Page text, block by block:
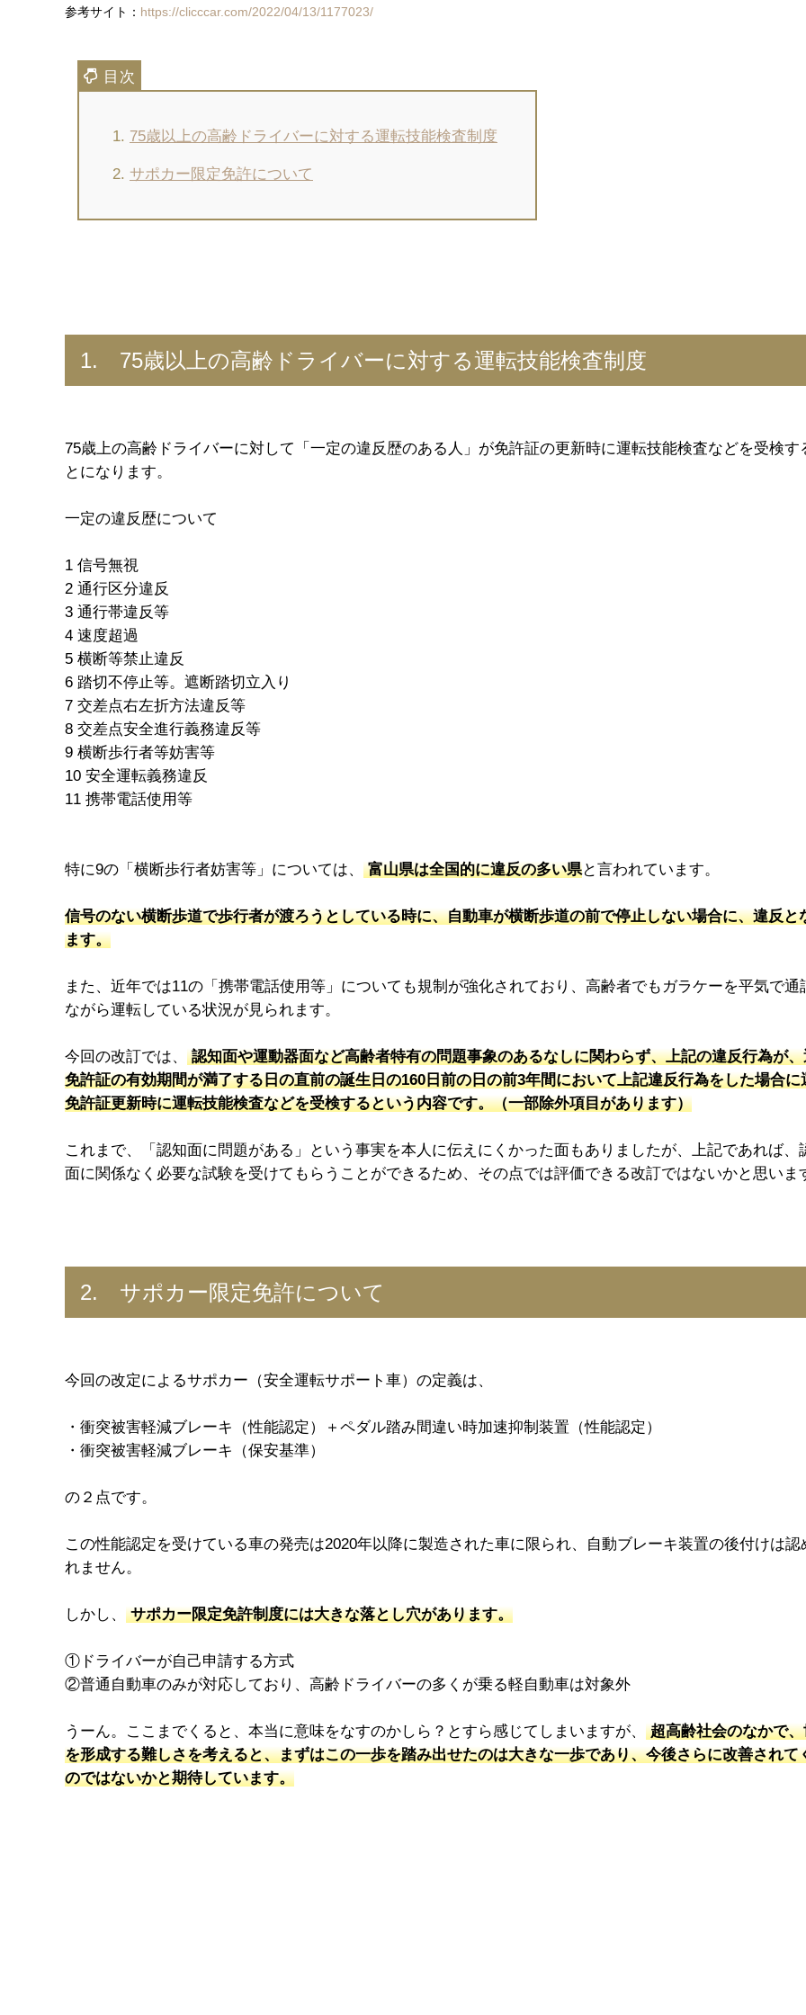
参考サイト： https://clicccar.com/2022/04/13/1177023/
75歳以上の高齢ドライバーに対する運転技能検査制度
サポカー限定免許について
1. 75歳以上の高齢ドライバーに対する運転技能検査制度
75歳上の高齢ドライバーに対して「一定の違反歴のある人」が免許証の更新時に運転技能検査などを受検す
とになります。
一定の違反歴について
1 信号無視
2 通行区分違反
3 通行帯違反等
4 速度超過
5 横断等禁止違反
6 踏切不停止等。遮断踏切立入り
7 交差点右左折方法違反等
8 交差点安全進行義務違反等
9 横断歩行者等妨害等
10 安全運転義務違反
11 携帯電話使用等
特に9の「横断歩行者妨害等」については、 富山県は全国的に違反の多い県と言われています。
信号のない横断歩道で歩行者が渡ろうとしている時に、自動車が横断歩道の前で停止しない場合に、違反と
ます。
また、近年では11の「携帯電話使用等」についても規制が強化されており、高齢者でもガラケーを平気で通
ながら運転している状況が見られます。
今回の改訂では、 認知面や運動器面など高齢者特有の問題事象のあるなしに関わらず、上記の違反行為が
免許証の有効期間が満了する日の直前の誕生日の160日前の日の前3年間において上記違反行為をした場合に
免許証更新時に運転技能検査などを受検するという内容です。（一部除外項目があります）
これまで、「認知面に問題がある」という事実を本人に伝えにくかった面もありましたが、上記であれば、
面に関係なく必要な試験を受けてもらうことができるため、その点では評価できる改訂ではないかと思いま
2. サポカー限定免許について
今回の改定によるサポカー（安全運転サポート車）の定義は、
・衝突被害軽減ブレーキ（性能認定）＋ペダル踏み間違い時加速抑制装置（性能認定）
・衝突被害軽減ブレーキ（保安基準）
の２点です。
この性能認定を受けている車の発売は2020年以降に製造された車に限られ、自動ブレーキ装置の後付けは認
れません。
しかし、 サポカー限定免許制度には大きな落とし穴があります。
①ドライバーが自己申請する方式
②普通自動車のみが対応しており、高齢ドライバーの多くが乗る軽自動車は対象外
うーん。ここまでくると、本当に意味をなすのかしら？とすら感じてしまいますが、 超高齢社会のなかで、
を形成する難しさを考えると、まずはこの一歩を踏み出せたのは大きな一歩であり、今後さらに改善されて
のではないかと期待しています。